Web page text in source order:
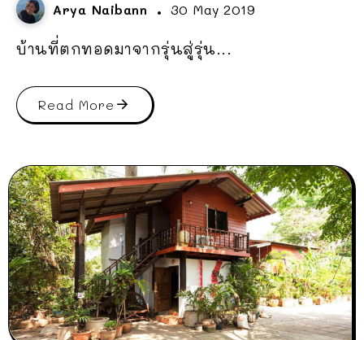
Arya Naibann 30 May 2019
บ้านที่ตกทอดมาจากรุ่นสู่รุ่น...
Read More